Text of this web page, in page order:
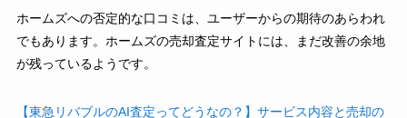
ホームズへの否定的な口コミは、ユーザーからの期待のあらわれ
でもあります。ホームズの売却査定サイトには、まだ改善の余地
が残っているようです。
【東急リバブルのAI査定ってどうなの？】サービス内容と売却の